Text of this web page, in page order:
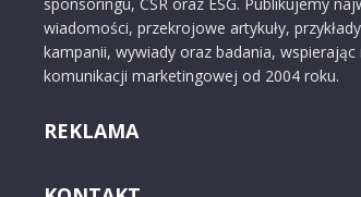
wiadomości, przekrojowe artykuły,
kampanii, wywiady oraz badania,
komunikacji marketingowej od 2004 roku.
REKLAMA